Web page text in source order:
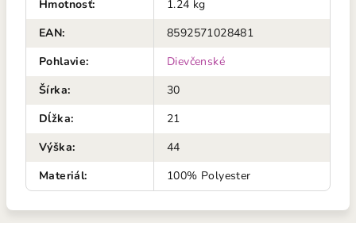
Hmotnosť:
1.24 kg
EAN:
8592571028481
Pohlavie:
Dievčenské
Šírka:
30
Dĺžka:
21
Výška:
44
Materiál: 100% Polyester